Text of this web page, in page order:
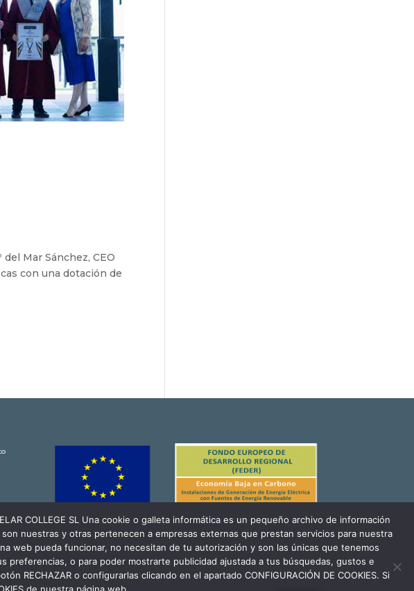
Mar Sánchez, CEO
con una dotación de
COLLEGE SL Una cookie o galleta informática es un pequeño archivo de información
nuestras y otras pertenecen a empresas externas que prestan servicios para nuestra
web pueda funcionar, no necesitan de tu autorización y son las únicas que tenemos
preferencias, o para poder mostrarte publicidad ajustada a tus búsquedas, gustos e
RECHAZAR o configurarlas clicando en el apartado CONFIGURACIÓN DE COOKIES. Si